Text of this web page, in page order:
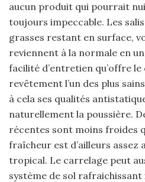
aucun produit qui pourrait
toujours impeccable. Les
grasses restant en surface,
reviennent à la normale en
facilité d’entretien qu’offre
revêtement l’un des plus
à cela ses qualités
naturellement la poussière.
récentes sont moins froides
fraîcheur est d’ailleurs assez
tropical. Le carrelage peut
système de sol